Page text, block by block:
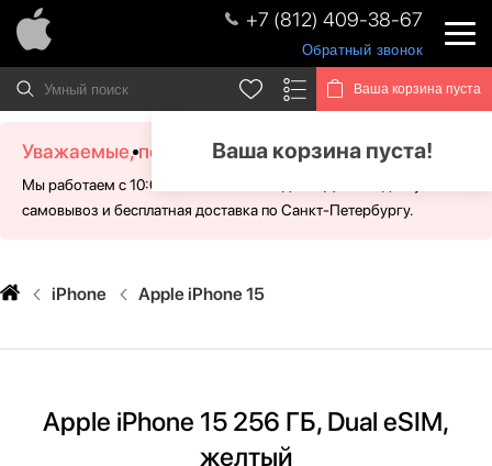
+7 (812) 409-38-67
Обратный звонок
Ваша корзина пуста
Ваша корзина пуста!
Уважаемые, посетители!
Мы работаем с 10:00 - 21:00 без выходных. Для Вас доступен
самовывоз и бесплатная доставка по Санкт-Петербургу.
iPhone Apple iPhone 15
Apple iPhone 15 256 ГБ, Dual eSIM,
желтый